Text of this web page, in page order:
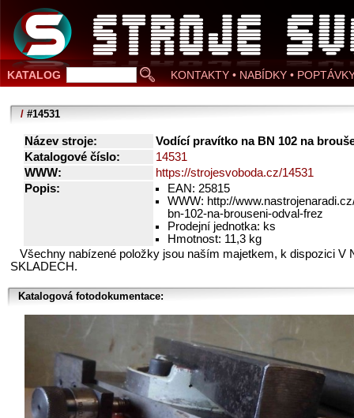
KATALOG KONTAKTY • NABÍDKY •
/ #14531
Název stroje:
Vodící pravítko na BN 102 na
Katalogové číslo:
14531
WWW:
https://strojesvoboda.cz/14531
Popis:
EAN: 25815
WWW: http://
bn-102-na-brouseni-odval-frez
Prodejní jednotka: ks
Hmotnost: 11,3 kg
Všechny nabízené položky jsou naším majetkem, k dispozici V
SKLADECH.
Katalogová fotodokumentace: